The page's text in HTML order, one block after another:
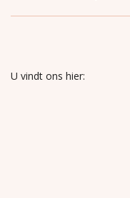
U vindt ons hier: